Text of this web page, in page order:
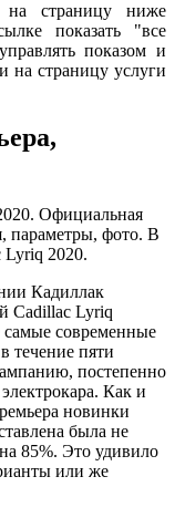
на страницу ниже
показать "все
показом и
на страницу услуги
Официальная
параметры, фото. В
Lyriq 2020.
Кадиллак
Cadillac Lyriq
самые современные
течение пяти
постепенно
Как и
новинки
была не
85%. Это удивило
или же